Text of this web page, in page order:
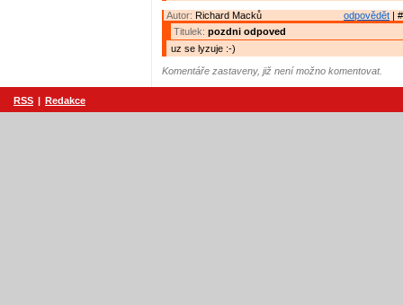
odpovědět |
Autor: Richard Macků
Titulek: pozdni odpoved
uz se lyzuje :-)
Komentáře zastaveny, již není možno komentovat.
RSS | Redakce